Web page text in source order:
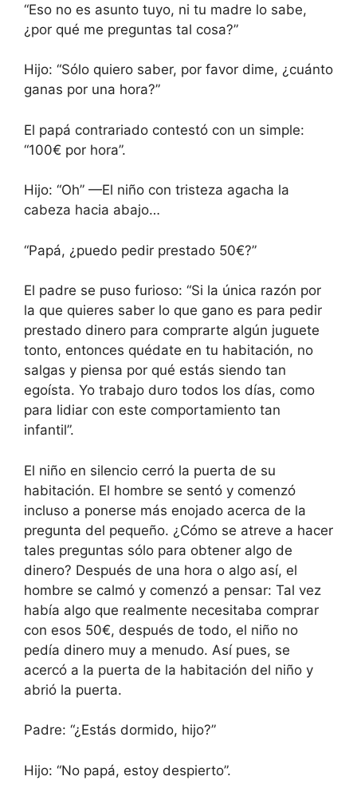
“Eso no es asunto tuyo, ni tu madre lo sabe,
¿por qué me preguntas tal cosa?”
Hijo: “Sólo quiero saber, por favor dime, ¿cuánto
ganas por una hora?”
El papá contrariado contestó con un simple:
“100€ por hora”.
Hijo: “Oh” —El niño con tristeza agacha la
cabeza hacia abajo…
“Papá, ¿puedo pedir prestado 50€?”
El padre se puso furioso: “Si la única razón por
la que quieres saber lo que gano es para pedir
prestado dinero para comprarte algún juguete
tonto, entonces quédate en tu habitación, no
salgas y piensa por qué estás siendo tan
egoísta. Yo trabajo duro todos los días, como
para lidiar con este comportamiento tan
infantil”.
El niño en silencio cerró la puerta de su
habitación. El hombre se sentó y comenzó
incluso a ponerse más enojado acerca de la
pregunta del pequeño. ¿Cómo se atreve a hacer
tales preguntas sólo para obtener algo de
dinero? Después de una hora o algo así, el
hombre se calmó y comenzó a pensar: Tal vez
había algo que realmente necesitaba comprar
con esos 50€, después de todo, el niño no
pedía dinero muy a menudo. Así pues, se
acercó a la puerta de la habitación del niño y
abrió la puerta.
Padre: “¿Estás dormido, hijo?”
Hijo: “No papá, estoy despierto”.